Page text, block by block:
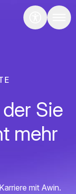
Sie
mehr
mit Awin.